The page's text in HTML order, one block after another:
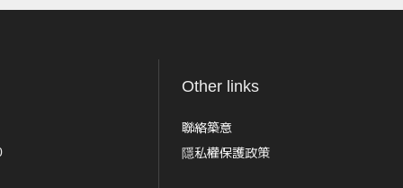
Other links
聯絡築意
隱私權保護政策